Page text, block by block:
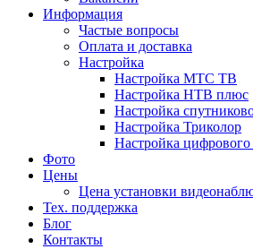
Информация
Частые вопросы
Оплата и доставка
Настройка
Настройка МТС ТВ
Настройка НТВ плюс
Настройка
Настройка Триколор
Настройка
Фото
Цены
Цена установки
Тех. поддержка
Блог
Контакты